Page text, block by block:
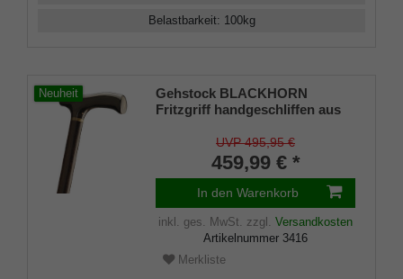
Belastbarkeit: 100kg
Neuheit
Gehstock BLACKHORN
Fritzgriff handgeschliffen aus
auf edlem Ebenholz, Horn-
Design-Ring, inkl. Gummipuffer
UVP 495,95 €
459,99 € *
In den Warenkorb
inkl. ges. MwSt. zzgl. Versandkosten
Artikelnummer 3416
Merkliste